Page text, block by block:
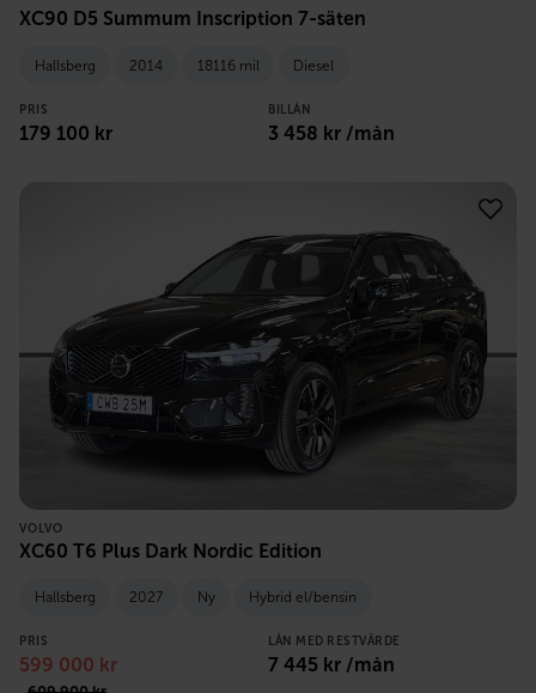
XC90 D5 Summum Inscription 7-säten
Hallsberg 2014 18116 mil Diesel
PRIS
179 100 kr
BILLÅN
3 458 kr /mån
VOLVO
XC60 T6 Plus Dark Nordic Edition
Hallsberg 2027 Ny Hybrid el/bensin
PRIS
599 000 kr
LÅN MED RESTVÄRDE
7 445 kr /mån